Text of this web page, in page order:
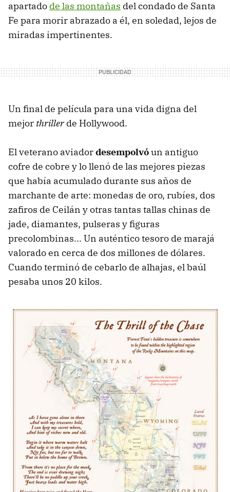
apartado de las montañas del condado de Santa
Fe para morir abrazado a él, en soledad, lejos de
miradas impertinentes.
Un final de película para una vida digna del
mejor thrillerde Hollywood.
El veterano aviadordesempolvóun antiguo
cofre de cobre y lo llenó de las mejores piezas
que había acumulado durante sus años de
marchante de arte: monedas de oro, rubíes, dos
zafiros de Ceilán y otras tantas tallas chinas de
jade, diamantes, pulseras y figuras
precolombinas... Un auténtico tesoro de marajá
valorado en cerca de dos millones de dólares.
Cuando terminó de cebarlo de alhajas, el baúl
pesaba unos 20 kilos.